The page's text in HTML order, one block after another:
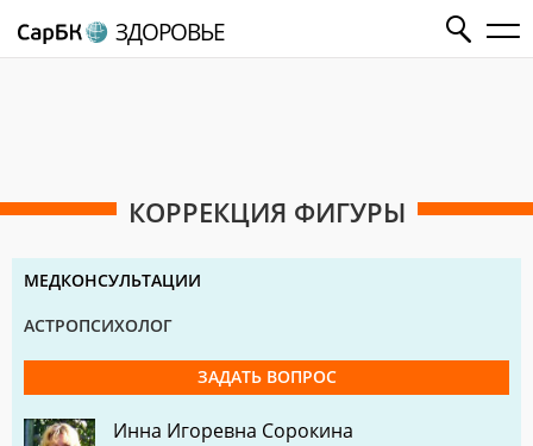
ЗДОРОВЬЕ
КОРРЕКЦИЯ ФИГУРЫ
МЕДКОНСУЛЬТАЦИИ
АСТРОПСИХОЛОГ
ЗАДАТЬ ВОПРОС
Инна Игоревна Сорокина